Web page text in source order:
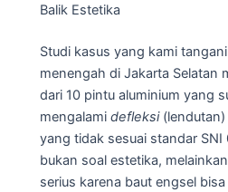
Balik Estetika
Studi kasus yang kami
menengah di Jakarta Selatan
dari 10 pintu aluminium yang
mengalami defleksi(lendutan)
yang tidak sesuai standar
bukan soal estetika,
serius karena baut engsel